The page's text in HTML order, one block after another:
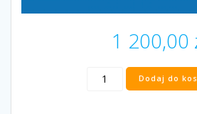
1 200,00
ilość
„Dotykownik
Dodaj do